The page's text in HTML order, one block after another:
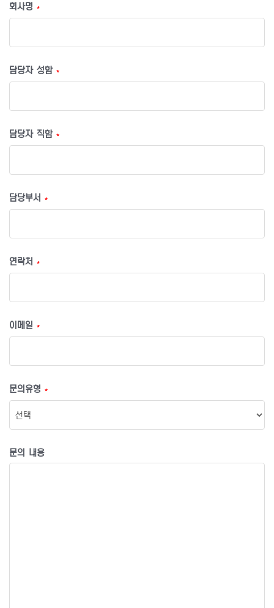
회사명 *
담당자 성함 *
담당자 직함 *
담당부서 *
연락처 *
이메일 *
문의유형 *
문의 내용